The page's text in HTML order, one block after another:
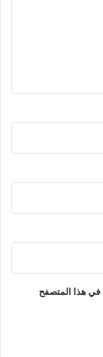
في هذا المتصفح